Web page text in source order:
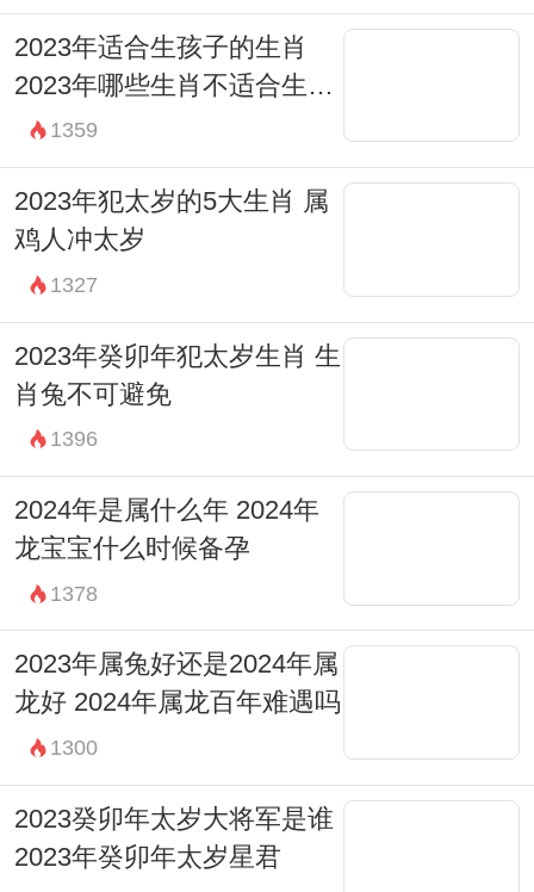
2023年适合生孩子的生肖
2023年哪些生肖不适合生孩
子 1359
2023年犯太岁的5大生肖 属
鸡人冲太岁
1327
2023年癸卯年犯太岁生肖 生
肖兔不可避免
1396
2024年是属什么年 2024年
龙宝宝什么时候备孕
1378
2023年属兔好还是2024年属
龙好 2024年属龙百年难遇吗
1300
2023癸卯年太岁大将军是谁
2023年癸卯年太岁星君